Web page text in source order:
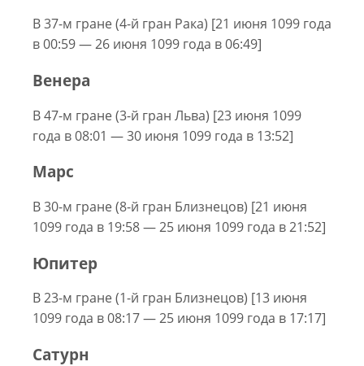
В 37-м гране (4-й гран Рака) [21 июня 1099 года
в 00:59 — 26 июня 1099 года в 06:49]
Венера
В 47-м гране (3-й гран Льва) [23 июня 1099
года в 08:01 — 30 июня 1099 года в 13:52]
Марс
В 30-м гране (8-й гран Близнецов) [21 июня
1099 года в 19:58 — 25 июня 1099 года в 21:52]
Юпитер
В 23-м гране (1-й гран Близнецов) [13 июня
1099 года в 08:17 — 25 июня 1099 года в 17:17]
Сатурн